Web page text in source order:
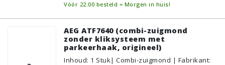
Vóór 22:00 besteld = Morgen in huis!
AEG ATF7640 (combi-zuigmond
zonder kliksysteem met
parkeerhaak, origineel)
Inhoud: 1 Stuk| Combi-zuigmond | Fabrikant: